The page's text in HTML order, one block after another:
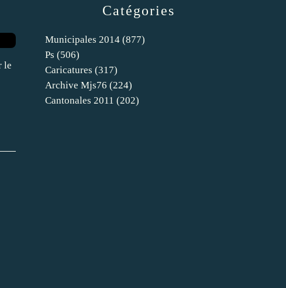
le
Catégories
Municipales 2014 (877)
Ps (506)
Caricatures (317)
Archive Mjs76 (224)
Cantonales 2011 (202)